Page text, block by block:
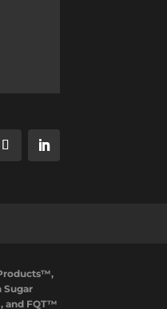
Sugar
and FQT™